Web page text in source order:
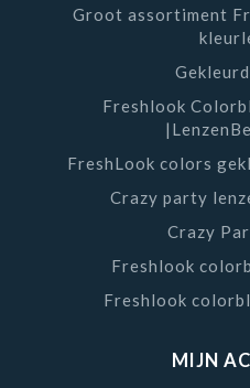
Groot assortiment
Freshlook
FreshLook colors
Crazy party
Crazy
Freshlook
Freshlook
MIJN